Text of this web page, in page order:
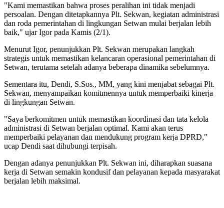
"Kami memastikan bahwa proses peralihan ini tidak menjadi
persoalan. Dengan ditetapkannya Plt. Sekwan, kegiatan administrasi
dan roda pemerintahan di lingkungan Setwan mulai berjalan lebih
baik," ujar Igor pada Kamis (2/1).
Menurut Igor, penunjukkan Plt. Sekwan merupakan langkah
strategis untuk memastikan kelancaran operasional pemerintahan di
Setwan, terutama setelah adanya beberapa dinamika sebelumnya.
Sementara itu, Dendi, S.Sos., MM, yang kini menjabat sebagai Plt.
Sekwan, menyampaikan komitmennya untuk memperbaiki kinerja
di lingkungan Setwan.
"Saya berkomitmen untuk memastikan koordinasi dan tata kelola
administrasi di Setwan berjalan optimal. Kami akan terus
memperbaiki pelayanan dan mendukung program kerja DPRD,"
ucap Dendi saat dihubungi terpisah.
Dengan adanya penunjukkan Plt. Sekwan ini, diharapkan suasana
kerja di Setwan semakin kondusif dan pelayanan kepada masyarakat
berjalan lebih maksimal.